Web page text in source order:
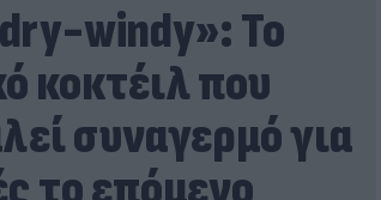
windy»: Το
κοκτέιλ που
συναγερμό για